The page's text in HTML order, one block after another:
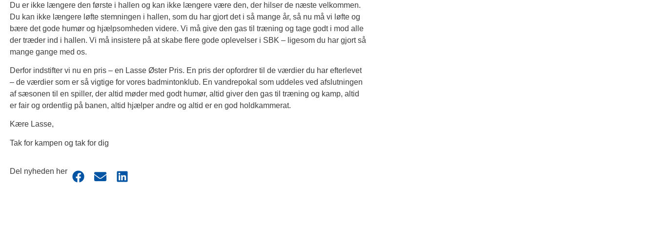
Du er ikke længere den første i hallen og kan ikke længere være den, der hilser de næste velkommen.
Du kan ikke længere løfte stemningen i hallen, som du har gjort det i så mange år, så nu må vi løfte og
bære det gode humør og hjælpsomheden videre. Vi må give den gas til træning og tage godt i mod alle
der træder ind i hallen. Vi må insistere på at skabe flere gode oplevelser i SBK – ligesom du har gjort så
mange gange med os.
Derfor indstifter vi nu en pris – en Lasse Øster Pris. En pris der opfordrer til de værdier du har efterlevet
– de værdier som er så vigtige for vores badmintonklub. En vandrepokal som uddeles ved afslutningen
af sæsonen til en spiller, der altid møder med godt humør, altid giver den gas til træning og kamp, altid
er fair og ordentlig på banen, altid hjælper andre og altid er en god holdkammerat.
Kære Lasse,
Tak for kampen og tak for dig
Del nyheden her